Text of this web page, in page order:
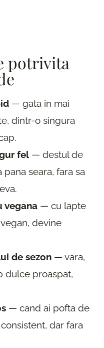
potrivita
— gata in mai
dintr-o singura
fel — destul de
pana seara, fara sa
vegana — cu lapte
devine
de sezon — vara,
dulce proaspat,
— cand ai pofta de
dar fara